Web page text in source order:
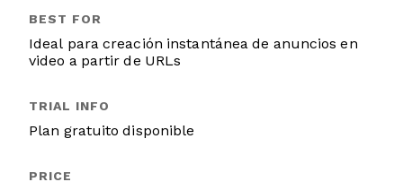
Ideal para creación instantánea de anuncios en
video a partir de URLs
Plan gratuito disponible